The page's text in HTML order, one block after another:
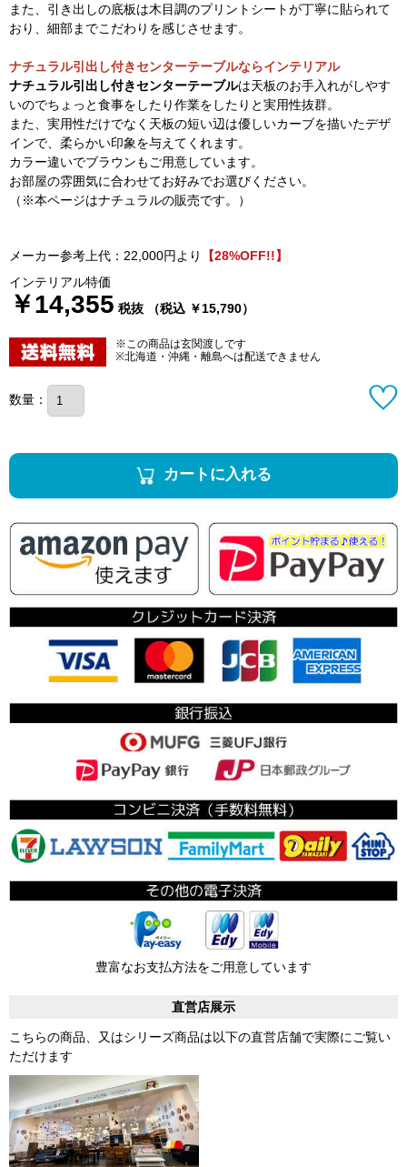
また、引き出しの底板は木目調のプリントシートが丁寧に貼られて
おり、細部までこだわりを感じさせます。
ナチュラル引出し付きセンターテーブルならインテリアル
ナチュラル引出し付きセンターテーブルは天板のお手入れがしやす
いのでちょっと食事をしたり作業をしたりと実用性抜群。
また、実用性だけでなく天板の短い辺は優しいカーブを描いたデザ
インで、柔らかい印象を与えてくれます。
カラー違いでブラウンもご用意しています。
お部屋の雰囲気に合わせてお好みでお選びください。
（※本ページはナチュラルの販売です。）
メーカー参考上代：22,000円より
【28%OFF!!】
インテリアル特価
￥14,355 税抜 （税込 ￥15,790）
※この商品は玄関渡しです
※北海道・沖縄・離島へは配送できません
数量：
カートに入れる
豊富なお支払方法をご用意しています
直営店展示
こちらの商品、又はシリーズ商品は以下の直営店舗で実際にご覧い
ただけます